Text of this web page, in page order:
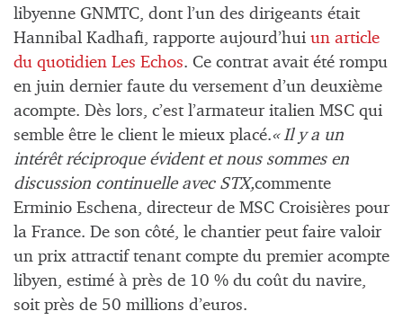
libyenne GNMTC, dont l’un des dirigeants était
Hannibal Kadhafi, rapporte aujourd’hui un article
du quotidien Les Echos. Ce contrat avait été rompu
en juin dernier faute du versement d’un deuxième
acompte. Dès lors, c’est l’armateur italien MSC qui
semble être le client le mieux placé.« Il y a un
intérêt réciproque évident et nous sommes en
discussion continuelle avec STX,commente
Erminio Eschena, directeur de MSC Croisières pour
la France. De son côté, le chantier peut faire valoir
un prix attractif tenant compte du premier acompte
libyen, estimé à près de 10 % du coût du navire,
soit près de 50 millions d’euros.